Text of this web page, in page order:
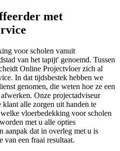
met
voor scholen vanuit
van het tapijt' genoemd. Tussen
Online Projectvloer zich al
In dat tijdsbestek hebben we
genomen, die weten hoe ze een
Onze projectadviseur
alle zorgen uit handen te
vloerbedekking voor scholen
met u alle opties
aanpak dat in overleg met u is
van een fraai resultaat.